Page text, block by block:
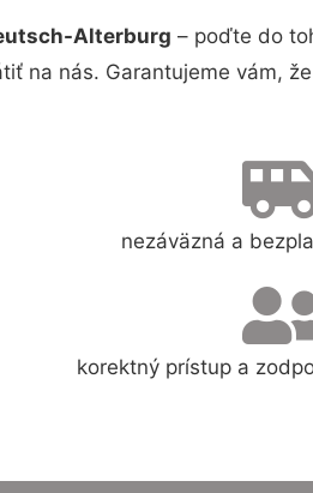
Alterburg – poďte do
na nás. Garantujeme vám,
nezáväzná a
korektný prístup a